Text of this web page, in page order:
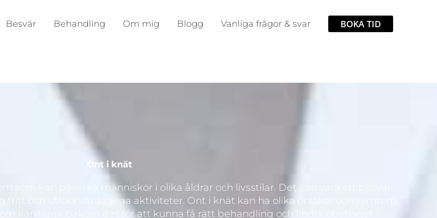
Besvär Behandling Om mig Blogg Vanliga frågor & svar BOKA TID
Ont i knät
som kan påverka människor i olika åldrar och livsstilar. Det kan vara ett besvär
och utföra vardagliga aktiviteter. Ont i knät kan ha olika orsaker och symtom,
kan ligga bakom det för att kunna få rätt behandling och lindra obehaget.